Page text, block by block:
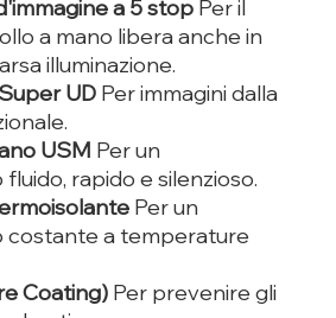
a 5 stop Per il
a mano libera anche in
illuminazione.
UD Per immagini dalla
USM Per un
rapido e silenzioso.
Per un
costante a temperature
Coating) Per prevenire gli